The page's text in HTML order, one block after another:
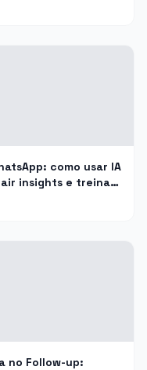
como usar IA
insights e treinar
no Follow-up: